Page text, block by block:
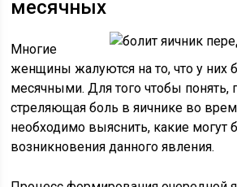
месячных
Многие
женщины жалуются на то, что у них
месячными. Для того чтобы понять,
стреляющая боль в яичнике во
необходимо выяснить, какие могут
возникновения данного явления.